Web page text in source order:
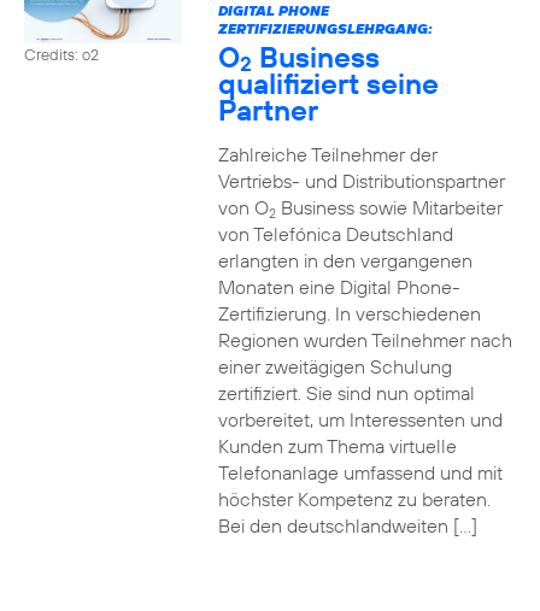
Credits: o2
DIGITAL PHONE
ZERTIFIZIERUNGSLEHRGANG:
O2 Business
qualifiziert seine
Partner
Zahlreiche Teilnehmer der
Vertriebs- und Distributionspartner
von O2Business sowie Mitarbeiter
von Telefónica Deutschland
erlangten in den vergangenen
Monaten eine Digital Phone-
Zertifizierung. In verschiedenen
Regionen wurden Teilnehmer nach
einer zweitägigen Schulung
zertifiziert. Sie sind nun optimal
vorbereitet, um Interessenten und
Kunden zum Thema virtuelle
Telefonanlage umfassend und mit
höchster Kompetenz zu beraten.
Bei den deutschlandweiten […]